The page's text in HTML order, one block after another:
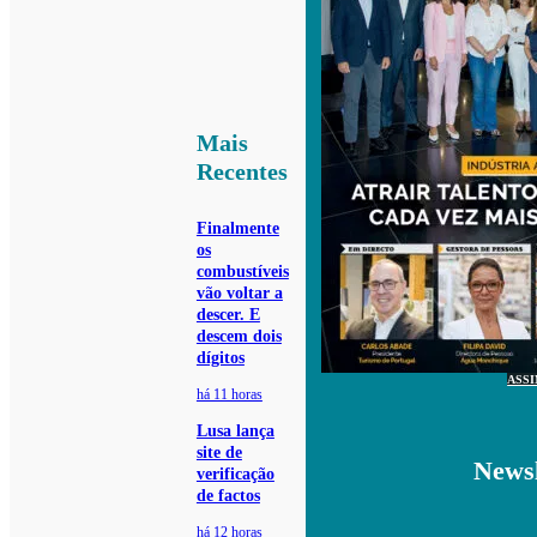
Mais
Recentes
Finalmente
os
combustíveis
vão voltar a
descer. E
descem dois
dígitos
há 11 horas
Lusa lança
site de
verificação
de factos
há 12 horas